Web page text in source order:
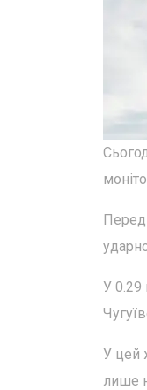
Перед
У 0.29
У цей
лише